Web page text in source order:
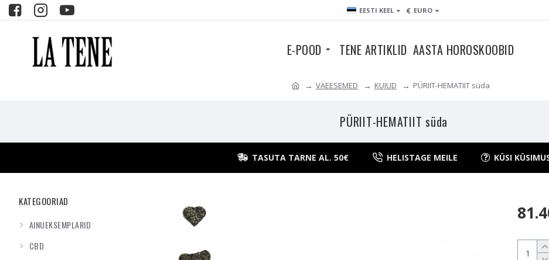
EESTI KEEL € EURO
E-POOD TENE ARTIKLID AASTA HOROSKOOBID
VÄEESEMED KUJUD PÜRIIT-HEMATIIT süda
PÜRIIT-HEMATIIT süda
TASUTA TARNE AL. 50€ HELISTAGE MEILE KÜSI
KATEGOORIAD
AINUEKSEMPLARID
CBD